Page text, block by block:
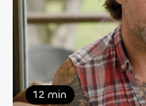
12 min